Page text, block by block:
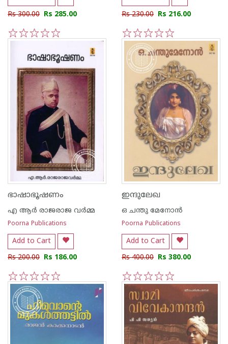
Rs 300.00 Rs 285.00
1
Rs 230.00 Rs 216.00
5
4
3
2
1
ഭാഷാഭൂഷണം
എ ആര്‍ രാജരാജ വര്‍മ്മ
Poorna Publications
Add to Cart
Rs 200.00 Rs 186.00
5
4
3
2
1
ഇന്ദുലേഖ
ഒ ചന്തു മേനോന്‍
Poorna Publications
Add to Cart
Rs 400.00 Rs 380.00
5
4
3
2
1